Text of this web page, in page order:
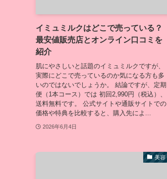
イミュミルクはどこで売っている？
最安値販売店とオンライン口コミを
紹介
肌にやさしいと話題のイミュミルクですが、
実際にどこで売っているのか気になる方も多
いのではないでしょうか。 結論ですが、定期
便（1本コース）では 初回2,990円（税込）、
送料無料です。 公式サイトや通販サイトでの
価格や特典を比較すると、購入先によ...
2026年6月4日
美容